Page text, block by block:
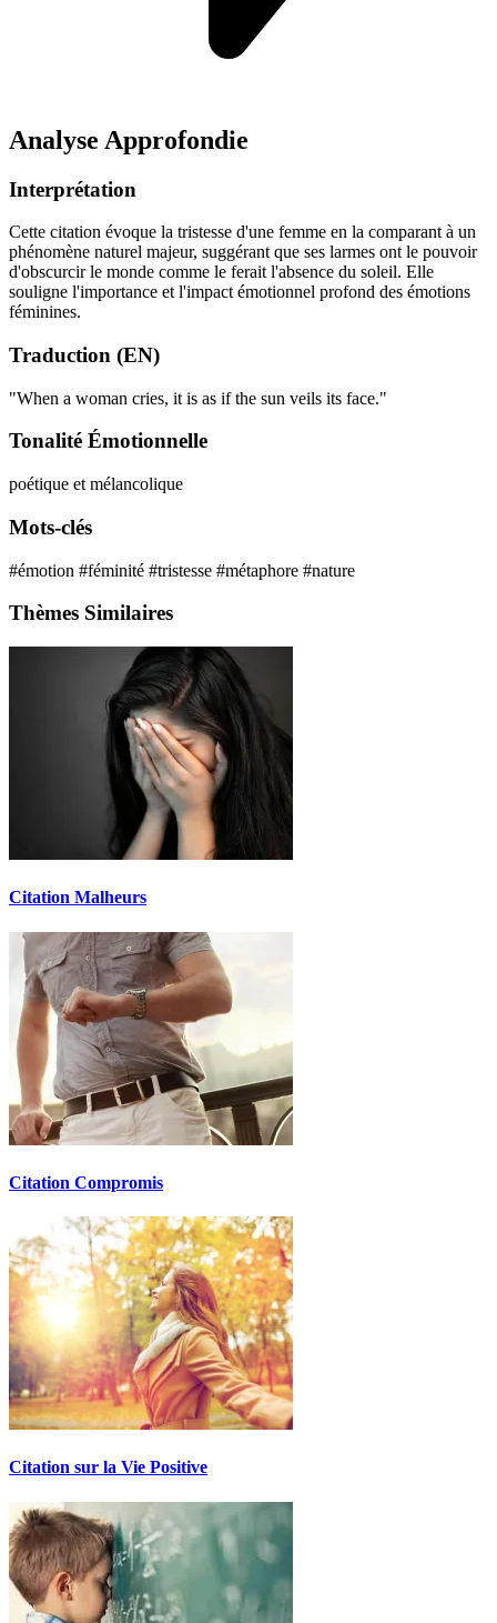
Analyse Approfondie
Interprétation
Cette citation évoque la tristesse d'une femme en la comparant à un
phénomène naturel majeur, suggérant que ses larmes ont le pouvoir
d'obscurcir le monde comme le ferait l'absence du soleil. Elle
souligne l'importance et l'impact émotionnel profond des émotions
féminines.
Traduction (EN)
"When a woman cries, it is as if the sun veils its face."
Tonalité Émotionnelle
poétique et mélancolique
Mots-clés
#émotion #féminité #tristesse #métaphore #nature
Thèmes Similaires
Citation Malheurs
Citation Compromis
Citation sur la Vie Positive